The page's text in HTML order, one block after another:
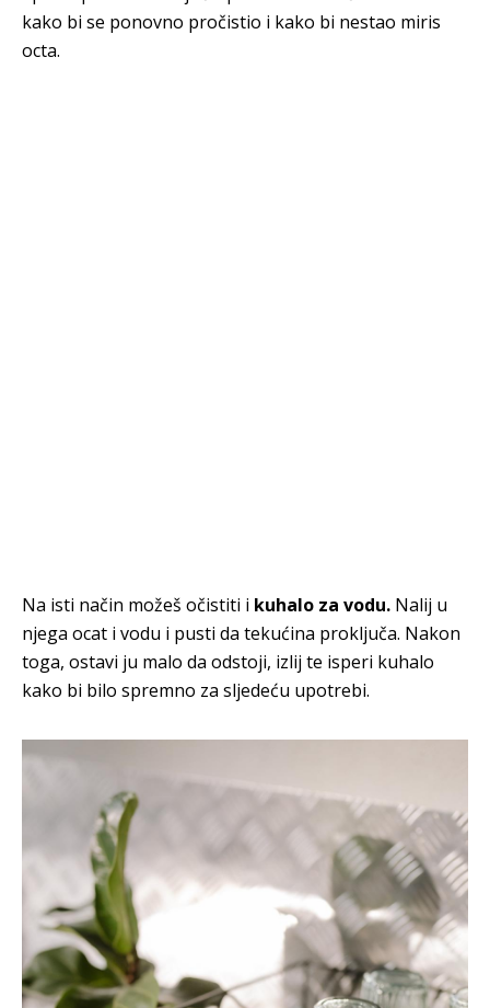
kako bi se ponovno pročistio i kako bi nestao miris
octa.
Na isti način možeš očistiti i kuhalo za vodu. Nalij u
njega ocat i vodu i pusti da tekućina proključa. Nakon
toga, ostavi ju malo da odstoji, izlij te isperi kuhalo
kako bi bilo spremno za sljedeću upotrebi.